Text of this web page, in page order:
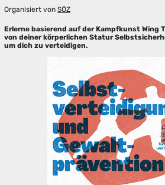
Organisiert vonSÖZ
Erlerne basierend auf der Kampfkunst Wing
von deiner körperlichen Statur
um dich zu verteidigen.